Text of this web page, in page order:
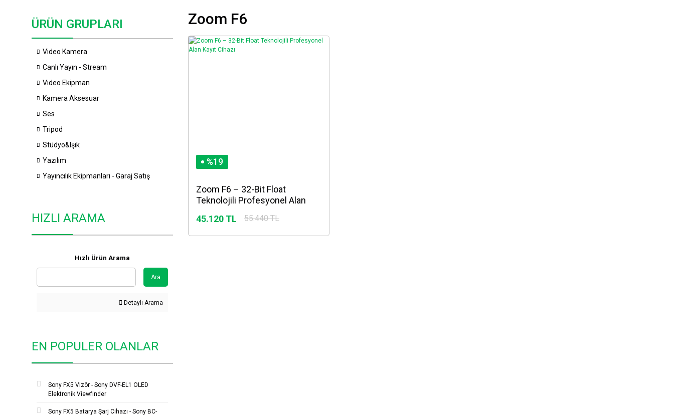
ÜRÜN GRUPLARI
Video Kamera
Canlı Yayın - Stream
Video Ekipman
Kamera Aksesuar
Ses
Tripod
Stüdyo&Işık
Yazılım
Yayıncılık Ekipmanları - Garaj Satış
HIZLI ARAMA
Hızlı Ürün Arama
Ara
Detaylı Arama
EN POPULER OLANLAR
Sony FX5 Vizör - Sony DVF-EL1 OLED
Elektronik Viewfinder
Sony FX5 Batarya Şarj Cihazı - Sony BC-
Zoom F6
%19
Zoom F6 – 32-Bit Float
Teknolojili Profesyonel Alan
45.120 TL 55.440 TL